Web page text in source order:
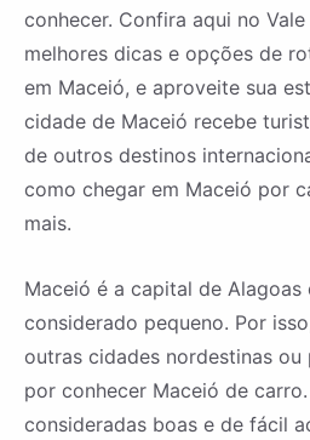
conhecer. Confira aqui no
melhores dicas e opções de
em Maceió, e aproveite sua
cidade de Maceió recebe
de outros destinos
como chegar em Maceió por
mais.
Maceió é a capital de Alagoas
considerado pequeno. Por
outras cidades nordestinas
por conhecer Maceió de
consideradas boas e de fácil